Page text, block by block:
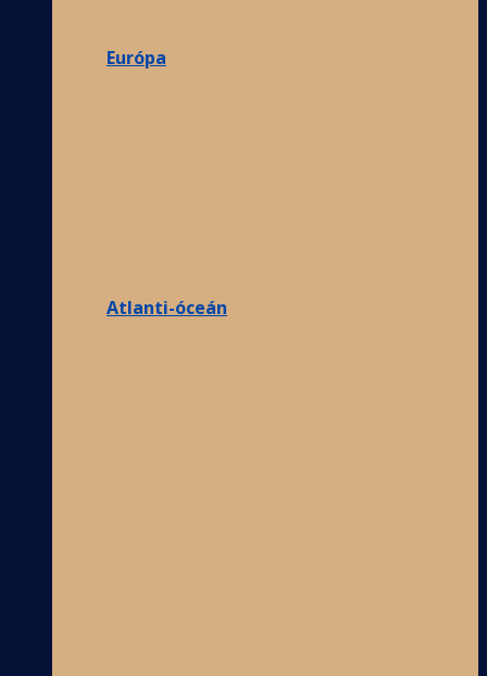
Európa
Atlanti-óceán